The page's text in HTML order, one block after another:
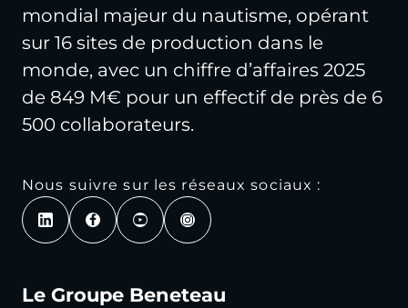
mondial majeur du nautisme, opérant
sur 16 sites de production dans le
monde, avec un chiffre d’affaires 2025
de 849 M€ pour un effectif de près de 6
500 collaborateurs.
Nous suivre sur les réseaux sociaux :
Le Groupe Beneteau